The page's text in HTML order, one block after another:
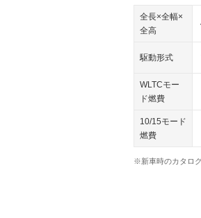
全長×全幅×
全高
駆動形式
WLTCモー
ド燃費
10/15モード
燃費
※新車時のカタロ